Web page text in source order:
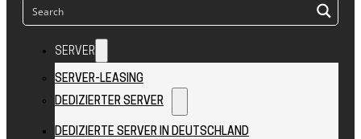
SERVER
SERVER-LEASING
DEDIZIERTER SERVER
DEDIZIERTE SERVER IN DEUTSCHLAND